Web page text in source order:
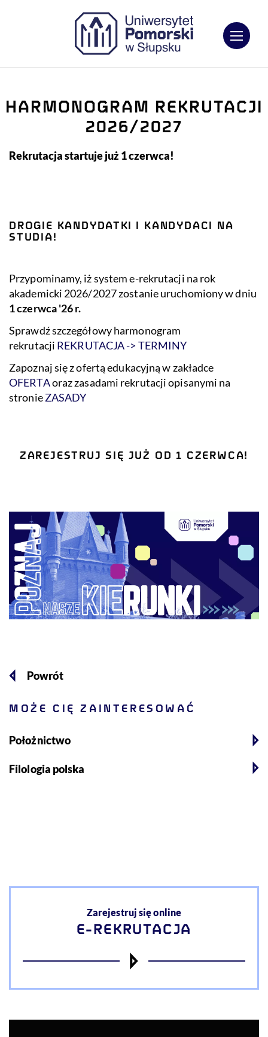
Otwórz
HARMONOGRAM REKRUTACJI
2026/2027
Rekrutacja startuje już 1 czerwca!
DROGIE KANDYDATKI I KANDYDACI NA
STUDIA!
Przypominamy, iż system e-rekrutacji na rok
akademicki 2026/2027 zostanie uruchomiony w dniu
1 czerwca '26 r.
Sprawdź szczegółowy harmonogram
rekrutacji REKRUTACJA -> TERMINY
Zapoznaj się z ofertą edukacyjną w zakładce
OFERTAoraz zasadami rekrutacji opisanymi na
stronieZASADY
ZAREJESTRUJ SIĘ JUŻ OD 1 CZERWCA!
Powrót
MOŻE CIĘ ZAINTERESOWAĆ
Położnictwo
Filologia polska
Akcje
Zarejestruj się online
E-REKRUTACJA